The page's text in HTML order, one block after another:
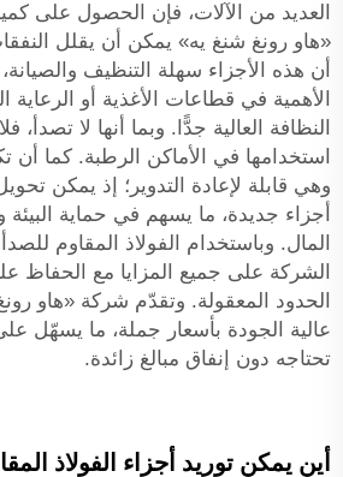
العديد من الآلات، فإن الحصول على
«هاو رونغ شنغ يه» يمكن أن يقلل
أن هذه الأجزاء سهلة التنظيف
الأهمية في قطاعات الأغذية أو
النظافة العالية جدًّا. وبما أنها لا تصدأ،
استخدامها في الأماكن الرطبة. كما أن
وهي قابلة لإعادة التدوير؛ إذ يمكن
أجزاء جديدة، ما يسهم في حماية البيئة
المال. وباستخدام الفولاذ المقاوم
الشركة على جميع المزايا مع الحفاظ
الحدود المعقولة. وتقدّم شركة «هاو
عالية الجودة بأسعار جملة، ما يسهّل
تحتاجه دون إنفاق مبالغ زائدة.
أين يمكن توريد أجزاء الفولاذ